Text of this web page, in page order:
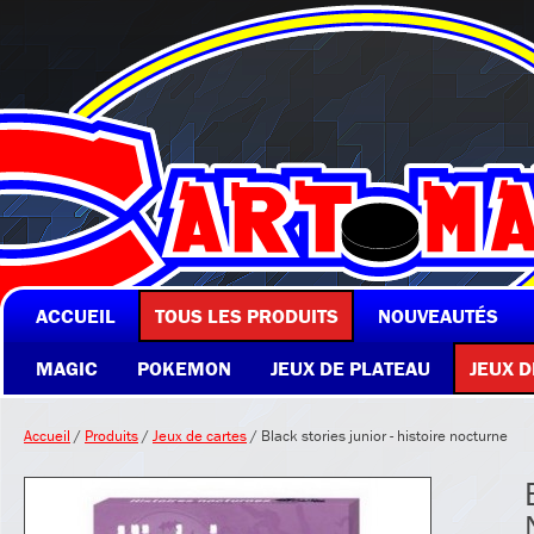
ACCUEIL TOUS LES PRODUITS
NOUVEAUTÉS
MAGIC
POKEMON JEUX DE PLATEAU JEUX
Accueil / Produits/Jeux de cartes/ Black stories junior - histoire nocturne